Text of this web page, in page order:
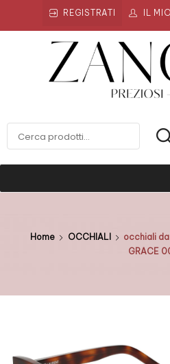
REGISTRATI IL
ZANONI
Home OCCHIALI
occhiali
GRACE